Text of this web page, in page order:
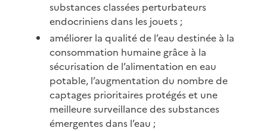
substances classées perturbateurs
endocriniens dans les jouets ;
améliorer la qualité de l’eau destinée à la
consommation humaine grâce à la
sécurisation de l’alimentation en eau
potable, l’augmentation du nombre de
captages prioritaires protégés et une
meilleure surveillance des substances
émergentes dans l’eau ;